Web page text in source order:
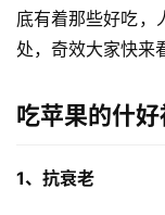
底有着那些好吃，
处，奇效大家快来
吃苹果的什
1、抗衰老